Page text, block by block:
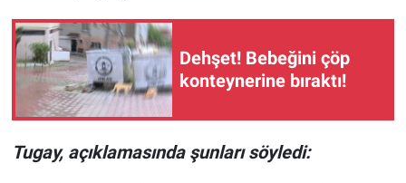
Dehşet! Bebeğini çöp
konteynerine bıraktı!
Tugay, açıklamasında şunları söyledi:
Nedir
Popüler
Programlar
Sağlık